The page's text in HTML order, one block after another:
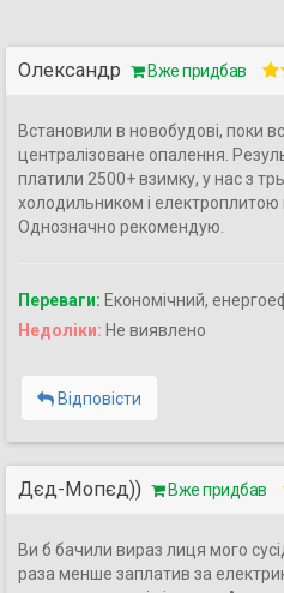
Олександр Вже придбав
Встановили в новобудові, поки
централізоване опалення.
платили 2500+ взимку, у нас з
холодильником і електроплитою
Однозначно рекомендую.
Переваги: Економічний,
Недоліки: Не виявлено
Відповісти
Дєд-Мопєд)) Вже придбав
Ви б бачили вираз лиця мого
раза менше заплатив за